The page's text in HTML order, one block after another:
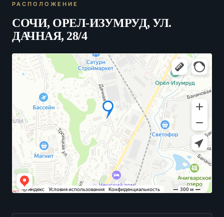
РАСПОЛОЖЕНИЕ
СОЧИ, ОРЕЛ-ИЗУМРУД, УЛ.
ДАЧНАЯ, 28/4